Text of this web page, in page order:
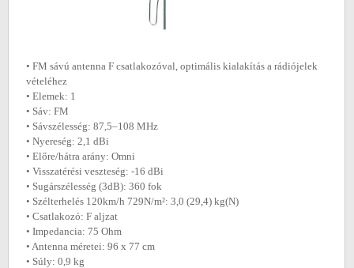
• FM sávú antenna F csatlakozóval, optimális kialakítás a rádiójelek
vételéhez
• Elemek: 1
• Sáv: FM
• Sávszélesség: 87,5–108 MHz
• Nyereség: 2,1 dBi
• Előre/hátra arány: Omni
• Visszatérési veszteség: -16 dBi
• Sugárszélesség (3dB): 360 fok
• Szélterhelés 120km/h 729N/m²: 3,0 (29,4) kg(N)
• Csatlakozó: F aljzat
• Impedancia: 75 Ohm
• Antenna méretei: 96 x 77 cm
• Súly: 0,9 kg